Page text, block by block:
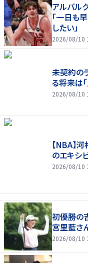
アルバル
「一日も
したい」
2026/08/10
未契約の
る将来は
2026/08/10
【NBA】
のエキシ
2026/08/10
初優勝の
宮里藍さ
2026/08/10